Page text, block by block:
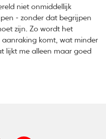
niet onmiddellijk
- zonder dat begrijpen
zijn. Zo wordt het
komt, wat minder
lijkt me alleen maar goed